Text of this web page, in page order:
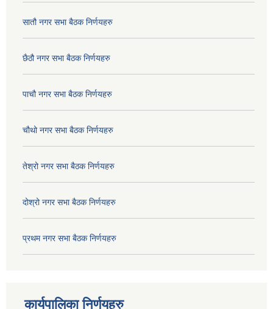
सातौ नगर सभा बैठक निर्णयहरु
छैठौ नगर सभा बैठक निर्णयहरु
पाचौ नगर सभा बैठक निर्णयहरु
चौथो नगर सभा बैठक निर्णयहरु
तेश्रो नगर सभा बैठक निर्णयहरु
दोश्रो नगर सभा बैठक निर्णयहरु
प्रथम नगर सभा बैठक निर्णयहरु
कार्यपालिका निर्णयहरु